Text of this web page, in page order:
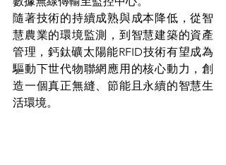
隨著技術的持續成熟與成本降低，從智
慧農業的環境監測，到智慧建築的資產
管理，鈣鈦礦太陽能RFID技術有望成為
驅動下世代物聯網應用的核心動力，創
造一個真正無縫、節能且永續的智慧生
活環境。